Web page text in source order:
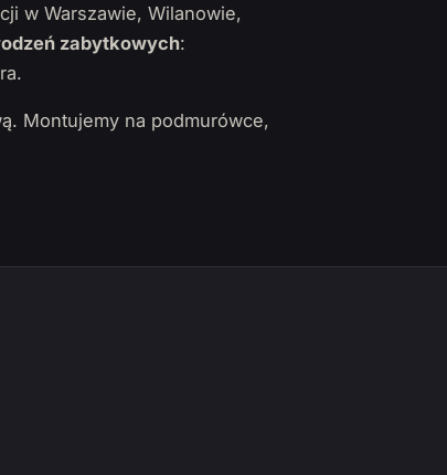
w Warszawie, Wilanowie,
zabytkowych:
Montujemy na podmurówce,